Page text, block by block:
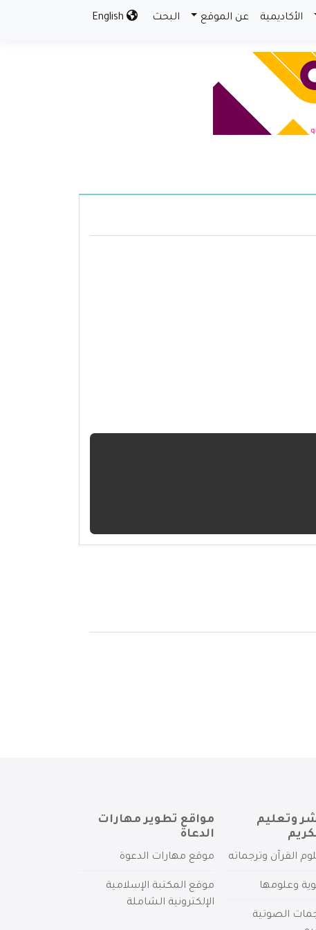
الأكاديمية عن الموقع البحث
وتعليم
القرآن وترجماته
وعلومها
الصوتية
مواقع تطوير مهارات
الدعاة
موقع مهارات الدعوة
موقع المكتبة الإسلامية
الإلكترونية الشاملة